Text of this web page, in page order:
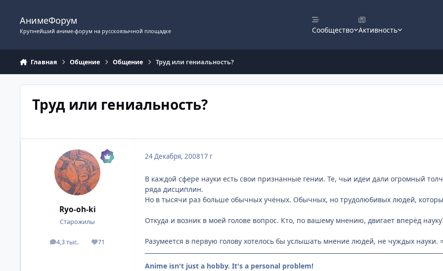
АнимеФорум
Крупнейший аниме-форум на русскоязычной площадке Сообщество Активность
Главная Общение Общение Труд или гениальность?
Труд или гениальность?
Ryo-oh-ki
Старожилы
4,3 тыс.
посты 71
Репутация
24 Декабря, 200817 г
В каждой сфере науки есть свои признанные гении. Те, чьи идеи дали огромный
ряда дисциплин.
Но в тысячи раз больше обычных учёных. Обычных, но трудолюбивых людей,
Откуда и возник в моей голове вопрос. Кто, по вашему мнению, двигает вперёд
Разумеется в первую голову хотелось бы услышать мнение людей, не чуждых науки.
Anime isn't just a hobby. It's a personal problem!